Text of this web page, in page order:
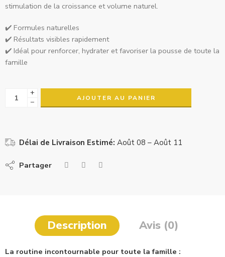
stimulation de la croissance et volume naturel.
✔️ Formules naturelles
✔️ Résultats visibles rapidement
✔️ Idéal pour renforcer, hydrater et favoriser la pousse de toute la
famille
+
−
AJOUTER AU PANIER
Délai de Livraison Estimé: Août 08 – Août 11
Partager
Description Avis (0)
La routine incontournable pour toute la famille :